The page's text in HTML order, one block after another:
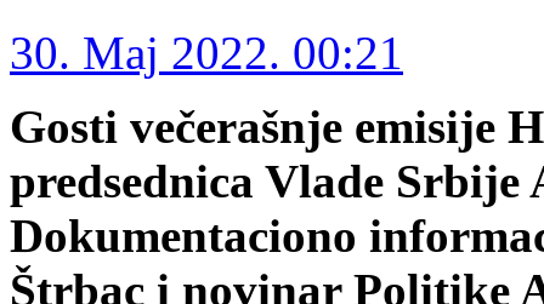
30. Maj 2022. 00:21
Gosti večerašnje emisije
predsednica Vlade
Dokumentaciono
Štrbac i novinar Politike